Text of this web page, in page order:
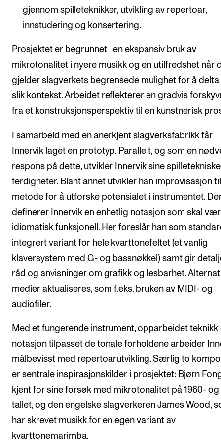
gjennom spilleteknikker, utvikling av repertoar,
innstudering og konsertering.
Prosjektet er begrunnet i en ekspansiv bruk av
mikrotonalitet i nyere musikk og en utilfredshet når
gjelder slagverkets begrensede mulighet for å delta
slik kontekst. Arbeidet reflekterer en gradvis
fra et konstruksjonsperspektiv til en kunstnerisk
I samarbeid med en anerkjent slagverksfabrikk får
Innervik laget en prototyp. Parallelt, og som en
respons på dette, utvikler Innervik sine spilletekniske
ferdigheter. Blant annet utvikler han improvisasjon
metode for å utforske potensialet i instrumentet.
definerer Innervik en enhetlig notasjon som skal
idiomatisk funksjonell. Her foreslår han som
integrert variant for hele kvarttonefeltet (et vanlig
klaversystem med G- og bassnøkkel) samt gir
råd og anvisninger om grafikk og lesbarhet.
medier aktualiseres, som f.eks. bruken av MIDI- og
audiofiler.
Med et fungerende instrument, opparbeidet teknikk
notasjon tilpasset de tonale forholdene arbeider
målbevisst med repertoarutvikling. Særlig to
er sentrale inspirasjonskilder i prosjektet: Bjørn
kjent for sine forsøk med mikrotonalitet på 1960- og
tallet, og den engelske slagverkeren James Wood,
har skrevet musikk for en egen variant av
kvarttonemarimba.